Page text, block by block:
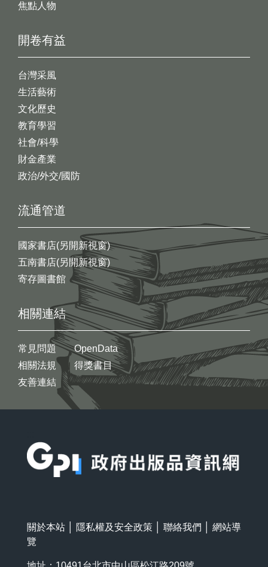
開卷有益
台灣采風
生活藝術
文化歷史
教育學習
社會/科學
財金產業
政治/外交/國防
焦點人物
流通管道
國家書店(另開新視窗)
五南書店(另開新視窗)
寄存圖書館
相關連結
常見問題
相關法規
友善連結
OpenData
得獎書目
關於本站 隱私權及安全政策 聯絡我們
網站導
覽